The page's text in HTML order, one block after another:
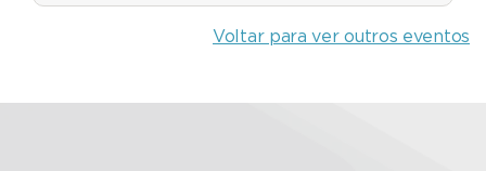
Voltar para ver outros eventos